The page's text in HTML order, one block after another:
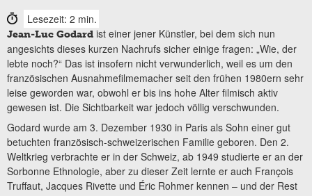
Lesezeit: 2 min.
Jean-Luc Godard ist einer jener Künstler, bei dem sich nun
angesichts dieses kurzen Nachrufs sicher einige fragen: „Wie, der
lebte noch?“ Das ist insofern nicht verwunderlich, weil es um den
französischen Ausnahmefilmemacher seit den frühen 1980ern sehr
leise geworden war, obwohl er bis ins hohe Alter filmisch aktiv
gewesen ist. Die Sichtbarkeit war jedoch völlig verschwunden.
Godard wurde am 3. Dezember 1930 in Paris als Sohn einer gut
betuchten französisch-schweizerischen Familie geboren. Den 2.
Weltkrieg verbrachte er in der Schweiz, ab 1949 studierte er an der
Sorbonne Ethnologie, aber zu dieser Zeit lernte er auch François
Truffaut, Jacques Rivette und Éric Rohmer kennen – und der Rest